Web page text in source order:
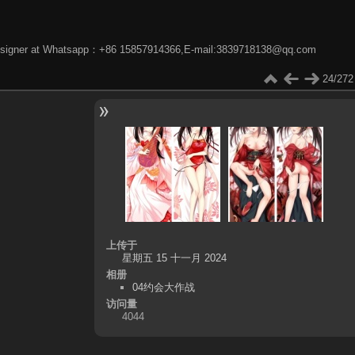
at Whatsapp：+86 15857914366,E-mail:3839718138@qq.com
24/272
上传于
星期五 15 十一月 2024
相册
04约会大作战
访问量
4044